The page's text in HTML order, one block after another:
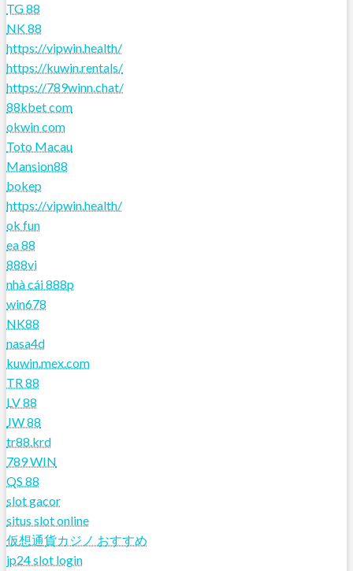
TG 88
NK 88
https://vipwin.health/
https://kuwin.rentals/
https://789winn.chat/
88kbet com
okwin com
Toto Macau
Mansion88
bokep
https://vipwin.health/
ok fun
ea 88
888vi
nhà cái 888p
win678
NK88
nasa4d
kuwin.mex.com
TR 88
LV 88
JW 88
tr88.krd
789 WIN
QS 88
slot gacor
situs slot online
仮想通貨カジノ おすすめ
jp24 slot login